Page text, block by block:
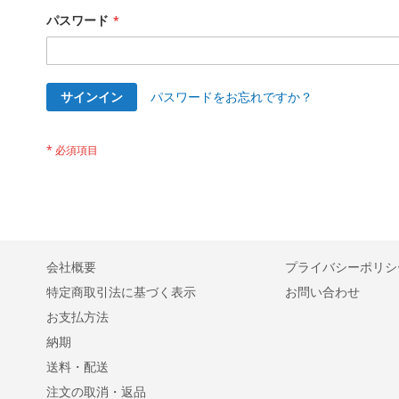
パスワード
サインイン パスワードをお忘れですか？
会社概要
特定商取引法に基づく表示
お支払方法
納期
送料・配送
注文の取消・返品
プライバシーポリ
お問い合わせ